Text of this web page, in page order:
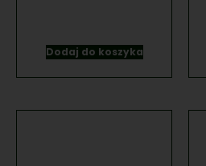
Dodaj do koszyka